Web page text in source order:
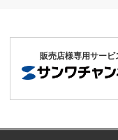
販売店様専用サービ